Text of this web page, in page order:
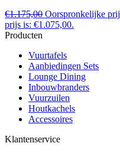
€1.175,00 Oorspronkelijke
prijs is: €1.075,00.
Producten
Vuurtafels
Aanbiedingen Sets
Lounge Dining
Inbouwbranders
Vuurzuilen
Houtkachels
Accessoires
Klantenservice